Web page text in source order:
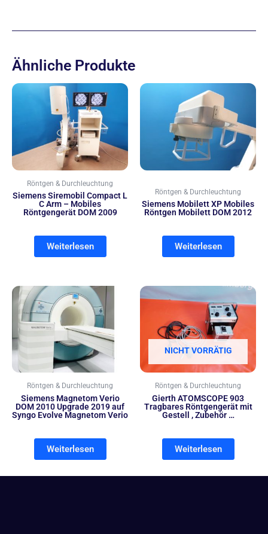
Ähnliche Produkte
Röntgen & Durchleuchtung
Siemens Siremobil Compact L
C Arm – Mobiles
Röntgengerät DOM 2009
Weiterlesen
Röntgen & Durchleuchtung
Siemens Mobilett XP Mobiles
Röntgen Mobilett DOM 2012
Weiterlesen
Röntgen & Durchleuchtung
Siemens Magnetom Verio
DOM 2010 Upgrade 2019 auf
Syngo Evolve Magnetom Verio
Weiterlesen
NICHT VORRÄTIG
Röntgen & Durchleuchtung
Gierth ATOMSCOPE 903
Tragbares Röntgengerät mit
Gestell , Zubehör …
Weiterlesen